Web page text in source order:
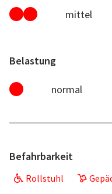
mittel
Belastung
normal
Befahrbarkeit
Rollstuhl